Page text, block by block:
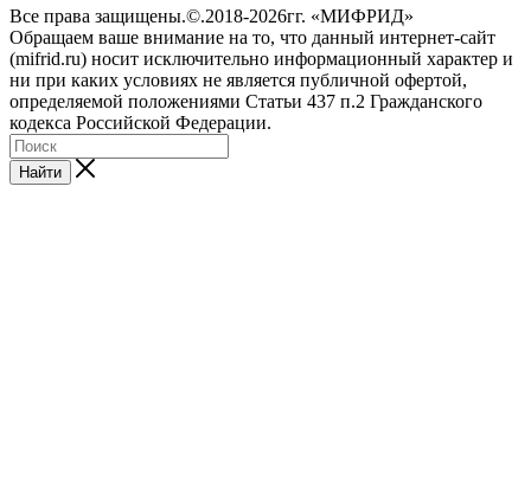
Все права защищены.©.2018-2026гг. «МИФРИД»
Обращаем ваше внимание на то, что данный интернет-сайт
(mifrid.ru) носит исключительно информационный характер и
ни при каких условиях не является публичной офертой,
определяемой положениями Статьи 437 п.2 Гражданского
кодекса Российской Федерации.
Найти